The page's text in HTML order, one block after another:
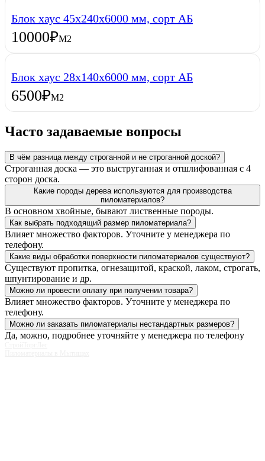
Блок хаус 45х240х6000 мм, сорт АБ
10000₽М2
Блок хаус 28х140х6000 мм, сорт АБ
6500₽М2
Часто задаваемые вопросы
В чём разница между строганной и не строганной доской?
Строганная доска — это выструганная и отшлифованная с 4
сторон доска.
Какие породы дерева используются для производства
пиломатериалов?
В основном хвойные, бывают лиственные породы.
Как выбрать подходящий размер пиломатериала?
Влияет множество факторов. Уточните у менеджера по
телефону.
Какие виды обработки поверхности пиломатериалов существуют?
Существуют пропитка, огнезащитой, краской, лаком, строгать,
шпунтирование и др.
Можно ли провести оплату при получении товара?
Влияет множество факторов. Уточните у менеджера по
телефону.
Можно ли заказать пиломатериалы нестандартных размеров?
Да, можно, подробнее уточняйте у менеджера по телефону